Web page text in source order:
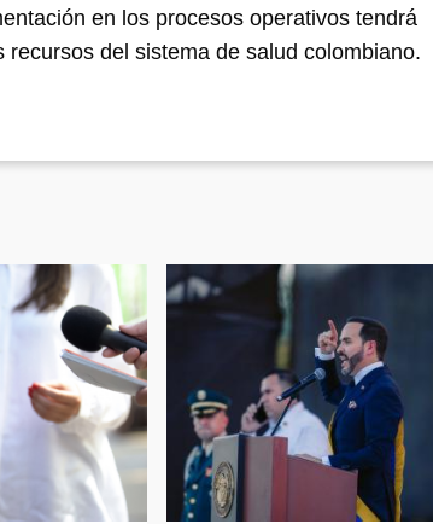
en los procesos operativos tendrá
del sistema de salud colombiano.